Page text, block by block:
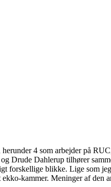
4 som arbejder på
Drude Dahlerup tilhører
forskellige blikke. Lige som
kammer. Meninger af den